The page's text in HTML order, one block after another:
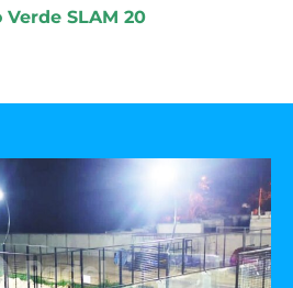
Verde SLAM 20